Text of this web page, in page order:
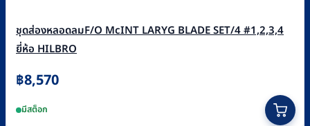
ชุดส่องหลอดลมF/O McINT LARYG BLADE SET/4 #1,2,3,4
ยี่ห้อ HILBRO
฿8,570
มีสต็อก